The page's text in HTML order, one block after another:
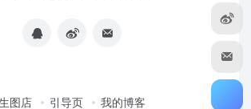
图店 引导页 我的博客